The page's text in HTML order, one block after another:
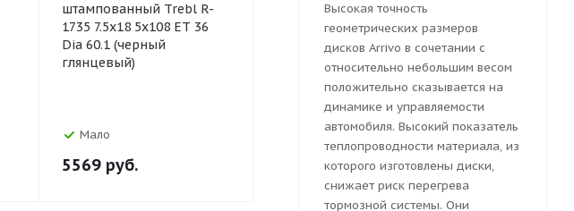
штампованный Trebl R-
1735 7.5x18 5x108 ET 36
Dia 60.1 (черный
глянцевый)
Мало
5569 руб.
штампованный Trebl R-
1736 7.5x18 5x108 ET 38
Dia 60.1 (черный
глянцевый)
руб.
глянцевый)
Мало
5569
Высокая точность
геометрических размеров
дисков Arrivo в сочетании с
относительно небольшим весом
положительно сказывается на
динамике и управляемости
автомобиля. Высокий показатель
теплопроводности материала, из
которого изготовлены диски,
снижает риск перегрева
тормозной системы. Они